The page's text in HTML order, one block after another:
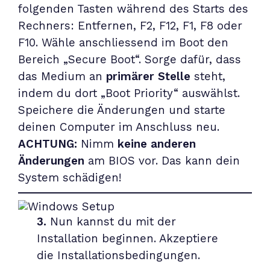
folgenden Tasten während des Starts des
Rechners: Entfernen, F2, F12, F1, F8 oder
F10. Wähle anschliessend im Boot den
Bereich „Secure Boot“. Sorge dafür, dass
das Medium an primärer Stelle steht,
indem du dort „Boot Priority“ auswählst.
Speichere die Änderungen und starte
deinen Computer im Anschluss neu.
ACHTUNG: Nimm keine anderen
Änderungen am BIOS vor. Das kann dein
System schädigen!
3. Nun kannst du mit der
Installation beginnen. Akzeptiere
die Installationsbedingungen.